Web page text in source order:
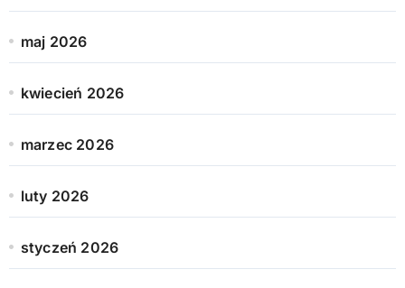
maj 2026
kwiecień 2026
marzec 2026
luty 2026
styczeń 2026